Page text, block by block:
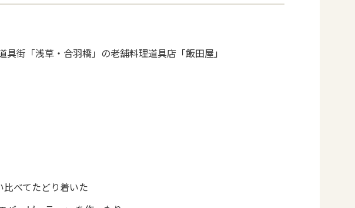
街「浅草・合羽橋」の老舗料理道具店「飯田屋」
べてたどり着いた